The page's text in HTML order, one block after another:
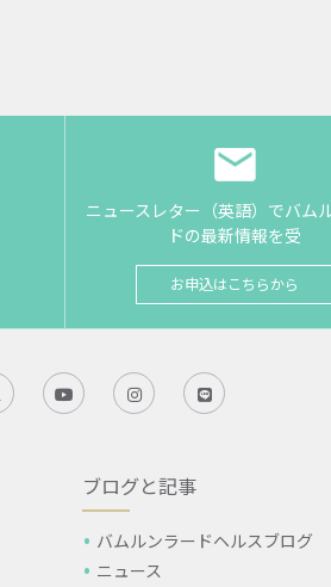
ニュースレター（英語）でバム
ドの最新情報を受
お申込はこちらから
ブログと記事
バムルンラードヘルスブログ
ニュース